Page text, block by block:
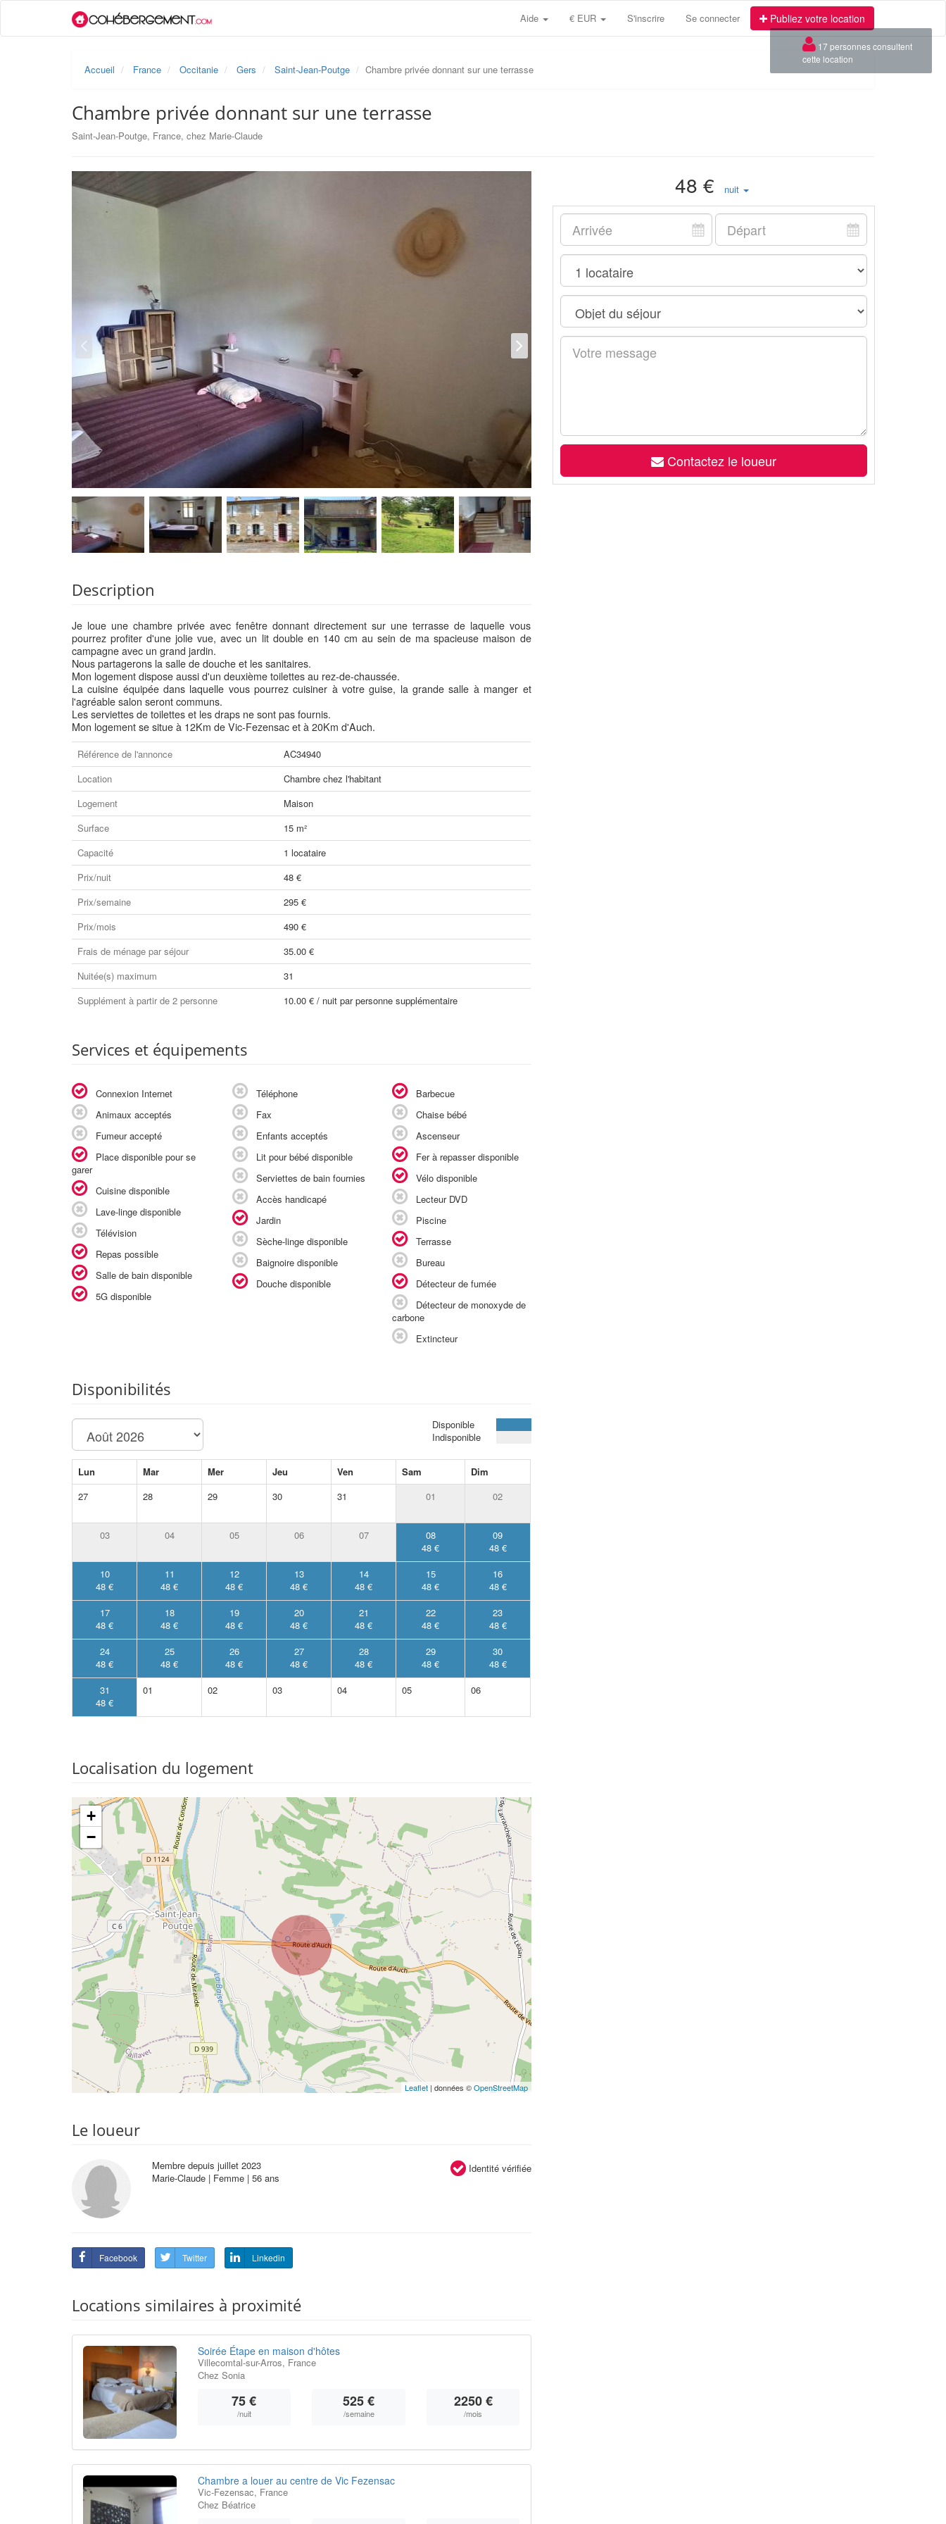
Aide € EUR S'inscrire Se connecter Publiez votre location
Accueil France Occitanie Gers Saint-Jean-Poutge Chambre privée donnant sur une terrasse
Chambre privée donnant sur une terrasse
Saint-Jean-Poutge, France, chez Marie-Claude
48 € nuit
Contactez le loueur
Description
Je loue une chambre privée avec fenêtre donnant directement sur une terrasse de laquelle vous
pourrez profiter d'une jolie vue, avec un lit double en 140 cm au sein de ma spacieuse maison de
campagne avec un grand jardin.
Nous partagerons la salle de douche et les sanitaires.
Mon logement dispose aussi d'un deuxième toilettes au rez-de-chaussée.
La cuisine équipée dans laquelle vous pourrez cuisiner à votre guise, la grande salle à manger et
l'agréable salon seront communs.
Les serviettes de toilettes et les draps ne sont pas fournis.
Mon logement se situe à 12Km de Vic-Fezensac et à 20Km d'Auch.
Référence de l'annonce
AC34940
Location
Chambre chez l'habitant
Logement
Maison
Surface
15 m²
Capacité
1 locataire
Prix/nuit
48 €
Prix/semaine
295 €
Prix/mois
490 €
Frais de ménage par séjour
35.00 €
Nuitée(s) maximum
31
Supplément à partir de 2 personne
10.00 € / nuit par personne supplémentaire
Services et équipements
Connexion Internet
Animaux acceptés
Fumeur accepté
Place disponible pour se
garer
Cuisine disponible
Lave-linge disponible
Télévision
Repas possible
Salle de bain disponible
5G disponible
Téléphone
Fax
Enfants acceptés
Lit pour bébé disponible
Serviettes de bain fournies
Accès handicapé
Jardin
Sèche-linge disponible
Baignoire disponible
Douche disponible
Barbecue
Chaise bébé
Ascenseur
Fer à repasser disponible
Vélo disponible
Lecteur DVD
Piscine
Terrasse
Bureau
Détecteur de fumée
Détecteur de monoxyde de
carbone
Extincteur
Disponibilités
Disponible
Indisponible
Lun Mar Mer Jeu Ven Sam
Dim
27
28 29 30 31 01 02
03 04 05 06 07
08
48 €
09
48 €
10
48 €
11
48 €
12
48 €
13
48 €
14
48 €
15
48 €
16
48 €
17
48 €
18
48 €
19
48 €
20
48 €
21
48 €
22
48 €
23
48 €
24
48 €
25
48 €
26
48 €
27
48 €
28
48 €
29
48 €
30
48 €
31
48 €
01 02 03 04 05 06
Localisation du logement
+
−
Leaflet| données ©OpenStreetMap
Le loueur
Identité vérifiée
Membre depuis juillet 2023
Marie-Claude | Femme | 56 ans
Facebook Twitter Linkedin
Locations similaires à proximité
Soirée Étape en maison d'hôtes
Villecomtal-sur-Arros, France
Chez Sonia
75 €
/nuit
525 €
/semaine
2250 €
/mois
Chambre a louer au centre de Vic Fezensac
Vic-Fezensac, France
Chez Béatrice
×
17 personnes consultent
cette location